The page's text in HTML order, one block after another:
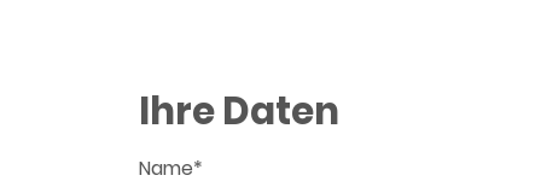
Ihre Daten
Name*